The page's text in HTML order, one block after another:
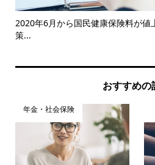
2020年6月から国民健康保険料が値
策...
おすすめの
年金・社会保険